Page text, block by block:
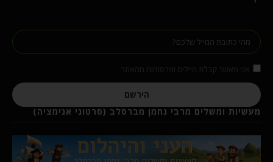
הירשם
מעשיות ומשלים מרבי נחמן מברסלב (סרטוני אנימציה)